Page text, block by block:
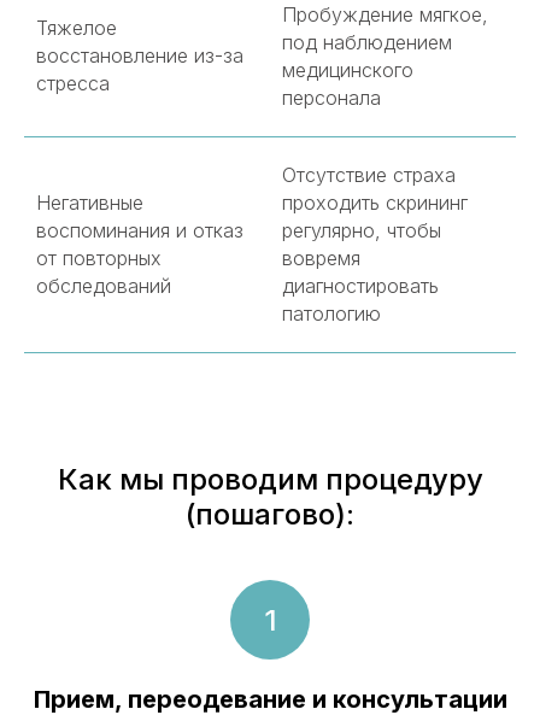
Тяжелое
восстановление из-за
стресса
Пробуждение мягкое,
под наблюдением
медицинского
персонала
Негативные
воспоминания и отказ
от повторных
обследований
Отсутствие страха
проходить скрининг
регулярно, чтобы
вовремя
диагностировать
патологию
Как мы проводим процедуру
(пошагово):
Прием, переодевание и консультации